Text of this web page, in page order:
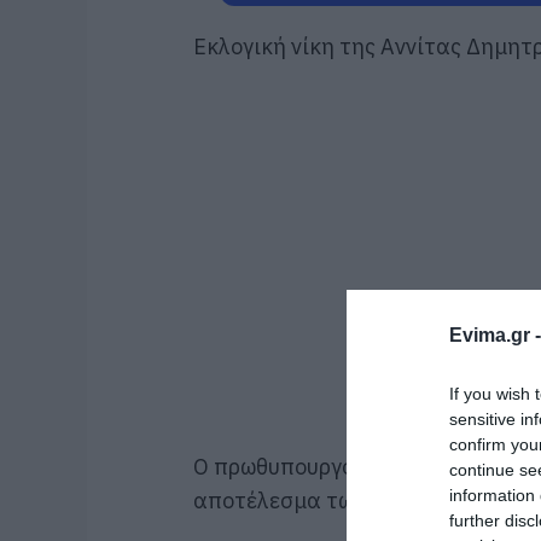
Evima.gr
If you wish
sensitive
confirm
continue
information
further
Εκλογική νίκη της Αννίτας
Ο πρωθυπουργός
Κυριάκος
αποτέλεσμα των εκλογώνστην